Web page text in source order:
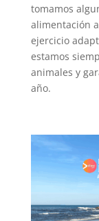
tomamos
alimentación
ejercicio
estamos
animales y
año.